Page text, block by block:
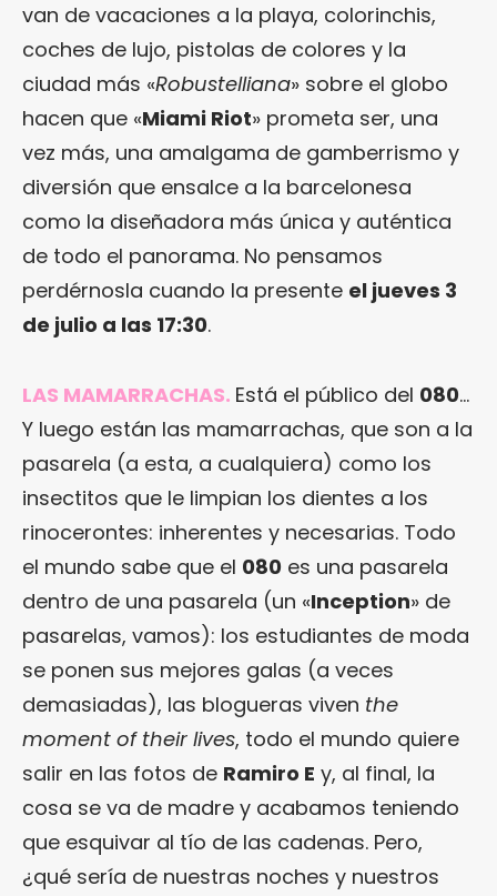
van de vacaciones a la playa, colorinchis,
coches de lujo, pistolas de colores y la
ciudad más «Robustelliana» sobre el globo
hacen que «Miami Riot» prometa ser, una
vez más, una amalgama de gamberrismo y
diversión que ensalce a la barcelonesa
como la diseñadora más única y auténtica
de todo el panorama. No pensamos
perdérnosla cuando la presente el jueves 3
de julio a las 17:30.
LAS MAMARRACHAS. Está el público del 080…
Y luego están las mamarrachas, que son a la
pasarela (a esta, a cualquiera) como los
insectitos que le limpian los dientes a los
rinocerontes: inherentes y necesarias. Todo
el mundo sabe que el 080 es una pasarela
dentro de una pasarela (un «Inception» de
pasarelas, vamos): los estudiantes de moda
se ponen sus mejores galas (a veces
demasiadas), las blogueras viven the
moment of their lives, todo el mundo quiere
salir en las fotos de Ramiro E y, al final, la
cosa se va de madre y acabamos teniendo
que esquivar al tío de las cadenas. Pero,
¿qué sería de nuestras noches y nuestros